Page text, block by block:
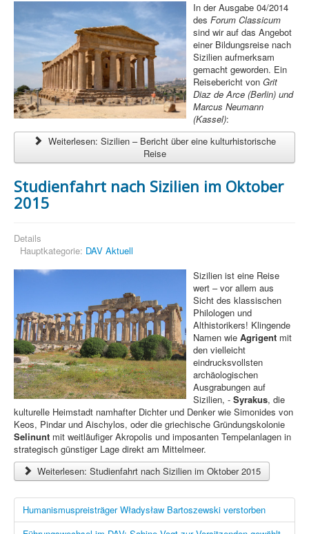
In der Ausgabe 04/2014
des Forum Classicum
sind wir auf das Angebot
einer Bildungsreise nach
Sizilien aufmerksam
gemacht geworden. Ein
Reisebericht von Grit
Diaz de Arce (Berlin) und
Marcus Neumann
(Kassel):
Weiterlesen: Sizilien – Bericht über eine kulturhistorische
Reise
Studienfahrt nach Sizilien im Oktober
2015
Details
Hauptkategorie: DAV Aktuell
Sizilien ist eine Reise
wert – vor allem aus
Sicht des klassischen
Philologen und
Althistorikers! Klingende
Namen wie Agrigent mit
den vielleicht
eindrucksvollsten
archäologischen
Ausgrabungen auf
Sizilien, - Syrakus, die
kulturelle Heimstadt namhafter Dichter und Denker wie Simonides von
Keos, Pindar und Aischylos, oder die griechische Gründungskolonie
Selinunt mit weitläufiger Akropolis und imposanten Tempelanlagen in
strategisch günstiger Lage direkt am Mittelmeer.
Weiterlesen: Studienfahrt nach Sizilien im Oktober 2015
Humanismuspreisträger Władysław Bartoszewski verstorben